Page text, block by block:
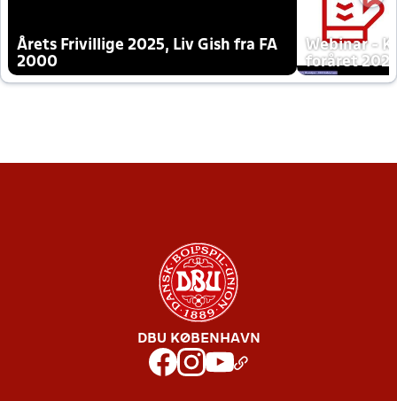
Årets Frivillige 2025, Liv Gish fra FA
2000
Webinar -
foråret
DBU KØBENHAVN